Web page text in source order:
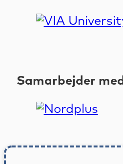
Samarbejder med